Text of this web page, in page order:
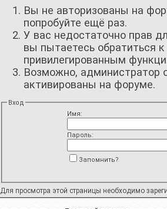
Вы не авторизованы на
попробуйте ещё раз.
У вас недостаточно прав
вы пытаетесь обратиться
привилегированным
Возможно, администратор
активированы на форуме.
Вход
Имя:
Пароль:
Запомнить?
Для просмотра этой страницы необходимо